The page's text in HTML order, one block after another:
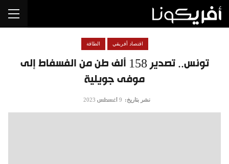
تونس.. تصدير 158 ألف طن من الفسفاط إلى
موفى جويلية‬
اقتصاد أفريقي الطاقة
نشر بتاريخ: 9 أغسطس 2023